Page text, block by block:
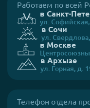
Работаем по всей
в Санкт-
ул.
в Сочи
ул.
в Москве
в Архызе
ул. Горная, д.
Телефон отдела